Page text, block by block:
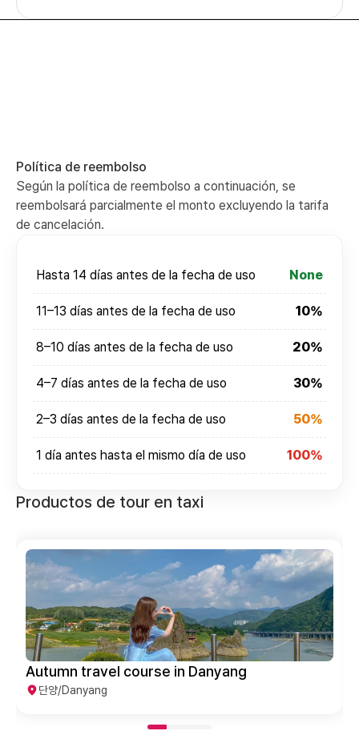
Política de reembolso
Según la política de reembolso a continuación, se
reembolsará parcialmente el monto excluyendo la tarifa
de cancelación.
Hasta 14 días antes de la fecha de uso None
11–13 días antes de la fecha de uso 10%
8–10 días antes de la fecha de uso 20%
4–7 días antes de la fecha de uso 30%
2–3 días antes de la fecha de uso 50%
1 día antes hasta el mismo día de uso 100%
Productos de tour en taxi
Autumn travel course in Danyang
단양/Danyang